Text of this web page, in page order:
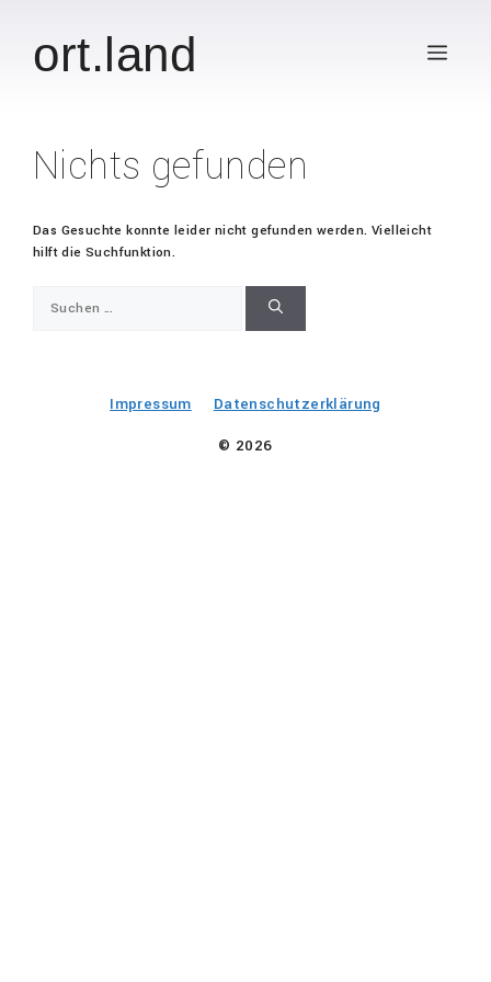
springenort.land
Nichts gefunden
Das Gesuchte konnte leider nicht gefunden werden. Vielleicht
hilft die Suchfunktion.
nach:
Impressum
Datenschutzerklärung
© 2026